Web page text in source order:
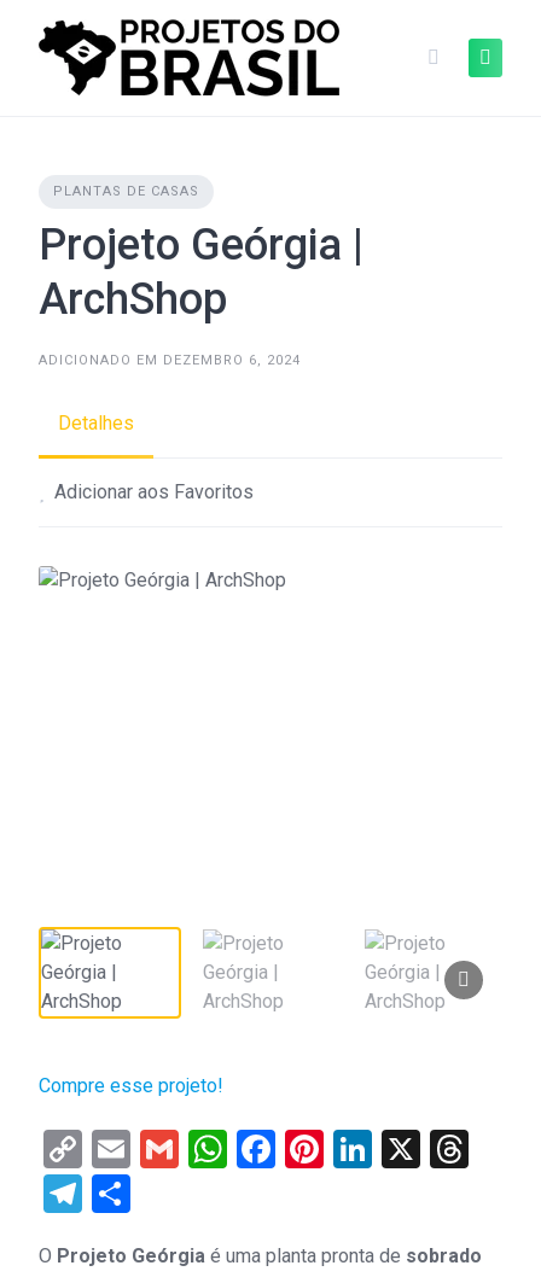
PLANTAS DE CASAS
Projeto Geórgia |
ArchShop
ADICIONADO EM DEZEMBRO 6, 2024
Detalhes
Adicionar aos Favoritos
Compre esse projeto!
Copy
Link
EmailGmailWhatsApp
Facebook
Pinterest
LinkedIn
X
Telegram
O Projeto Geórgia é uma planta pronta de sobrado